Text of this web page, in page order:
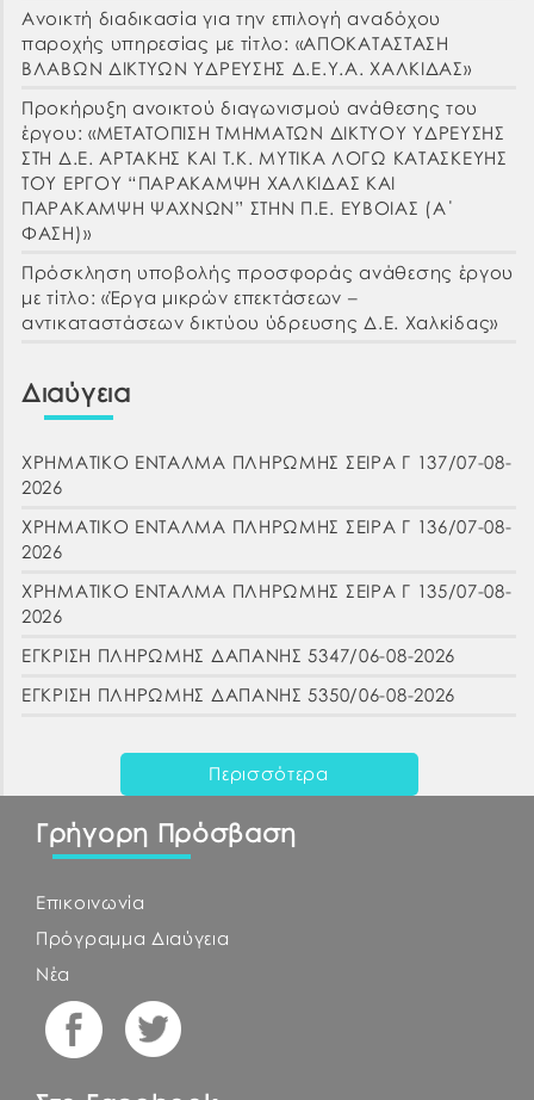
Ανοικτή διαδικασία για την επιλογή αναδόχου
παροχής υπηρεσίας με τίτλο: «ΑΠΟΚΑΤΑΣΤΑΣΗ
ΒΛΑΒΩΝ ΔΙΚΤΥΩΝ ΥΔΡΕΥΣΗΣ Δ.Ε.Υ.Α. ΧΑΛΚΙΔΑΣ»
Προκήρυξη ανοικτού διαγωνισμού ανάθεσης του
έργου: «ΜΕΤΑΤΟΠΙΣΗ ΤΜΗΜΑΤΩΝ ΔΙΚΤΥΟΥ ΥΔΡΕΥΣΗΣ
ΣΤΗ Δ.Ε. ΑΡΤΑΚΗΣ ΚΑΙ Τ.Κ. ΜΥΤΙΚΑ ΛΟΓΩ ΚΑΤΑΣΚΕΥΗΣ
ΤΟΥ ΕΡΓΟΥ “ΠΑΡΑΚΑΜΨΗ ΧΑΛΚΙΔΑΣ ΚΑΙ
ΠΑΡΑΚΑΜΨΗ ΨΑΧΝΩΝ” ΣΤΗΝ Π.Ε. ΕΥΒΟΙΑΣ (Α΄
ΦΑΣΗ)»
Πρόσκληση υποβολής προσφοράς ανάθεσης έργου
με τίτλο: «Έργα μικρών επεκτάσεων –
αντικαταστάσεων δικτύου ύδρευσης Δ.Ε. Χαλκίδας»
Διαύγεια
ΧΡΗΜΑΤΙΚΟ ΕΝΤΑΛΜΑ ΠΛΗΡΩΜΗΣ ΣΕΙΡΑ Γ 137/07-08-
2026
ΧΡΗΜΑΤΙΚΟ ΕΝΤΑΛΜΑ ΠΛΗΡΩΜΗΣ ΣΕΙΡΑ Γ 136/07-08-
2026
ΧΡΗΜΑΤΙΚΟ ΕΝΤΑΛΜΑ ΠΛΗΡΩΜΗΣ ΣΕΙΡΑ Γ 135/07-08-
2026
ΕΓΚΡΙΣΗ ΠΛΗΡΩΜΗΣ ΔΑΠΑΝΗΣ 5347/06-08-2026
ΕΓΚΡΙΣΗ ΠΛΗΡΩΜΗΣ ΔΑΠΑΝΗΣ 5350/06-08-2026
Περισσότερα
Γρήγορη Πρόσβαση
Επικοινωνία
Πρόγραμμα Διαύγεια
Νέα